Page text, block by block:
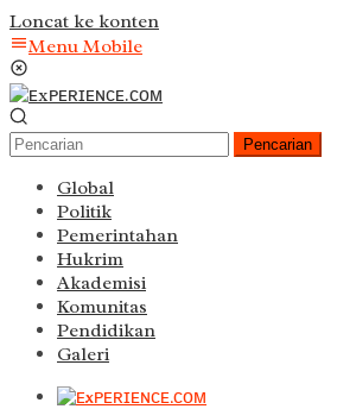
Loncat ke konten
Menu Mobile
Pencarian
Global
Politik
Pemerintahan
Hukrim
Akademisi
Komunitas
Pendidikan
Galeri